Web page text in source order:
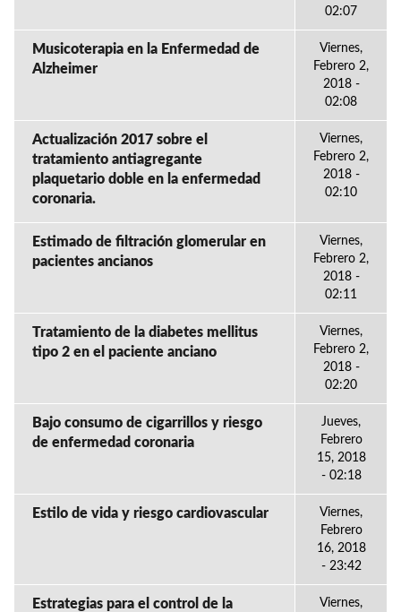
02:07
Musicoterapia en la Enfermedad de
Alzheimer
Viernes,
Febrero 2,
2018 -
02:08
Actualización 2017 sobre el
tratamiento antiagregante
plaquetario doble en la enfermedad
coronaria.
Viernes,
Febrero 2,
2018 -
02:10
Estimado de filtración glomerular en
pacientes ancianos
Viernes,
Febrero 2,
2018 -
02:11
Tratamiento de la diabetes mellitus
tipo 2 en el paciente anciano
Viernes,
Febrero 2,
2018 -
02:20
Bajo consumo de cigarrillos y riesgo
de enfermedad coronaria
Jueves,
Febrero
15, 2018
- 02:18
Estilo de vida y riesgo cardiovascular
Viernes,
Febrero
16, 2018
- 23:42
Estrategias para el control de la
Viernes,